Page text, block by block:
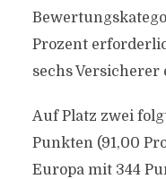
Prozent
sechs
Auf Platz zwei
Punkten (91,00
Europa mit 344